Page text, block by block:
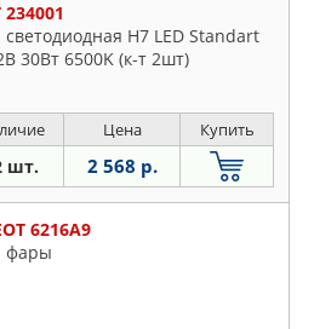
234001
H7 LED Standart
30Вт 6500K (к-т 2шт)
Цена Купить
шт. 2 568 р.
6216A9
фары